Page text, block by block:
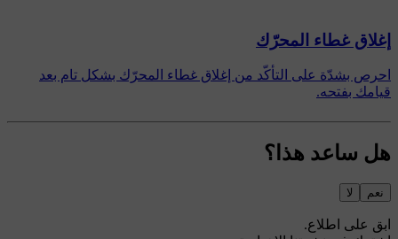
إغلاق غطاء المحرّك
احرص بشدّة على التأكّد من إغلاق غطاء المحرّك بشكل تام بعد
قيامك بفتحه.
هل ساعد هذا؟
نعم لا